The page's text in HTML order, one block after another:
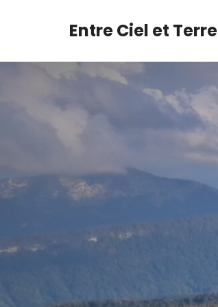
Entre Ciel et Terre